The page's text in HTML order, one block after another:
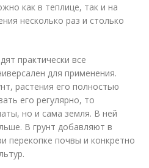
как в теплице, так и на
несколько раз и столько
практически все
для применения.
растения его полностью
его регулярно, то
но и сама земля. В ней
В грунт добавляют в
перекопке почвы и конкретно